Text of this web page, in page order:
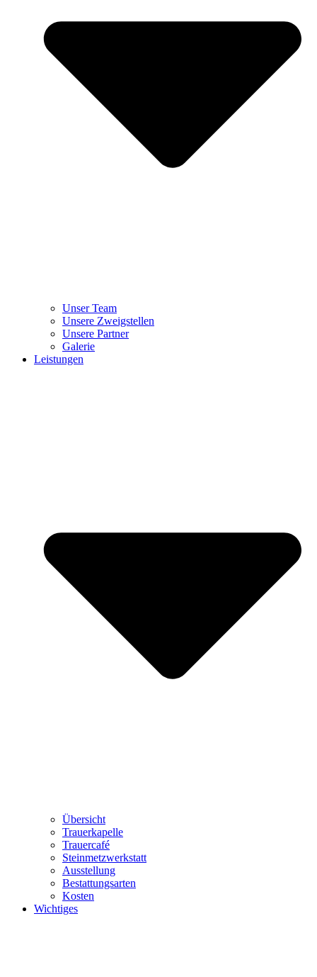
Unser Team
Unsere Zweigstellen
Unsere Partner
Galerie
Leistungen
Übersicht
Trauerkapelle
Trauercafé
Steinmetzwerkstatt
Ausstellung
Bestattungsarten
Kosten
Wichtiges